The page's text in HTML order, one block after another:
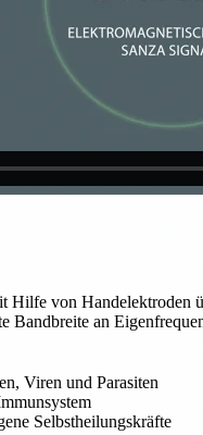
Hilfe von Handelektroden
Bandbreite an
Viren und Parasiten
Selbstheilungskräfte